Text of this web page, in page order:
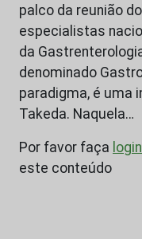
palco da reunião
especialistas
da
denominado
paradigma, é uma
Takeda. Naquela…
Por favor faça login
este conteúdo